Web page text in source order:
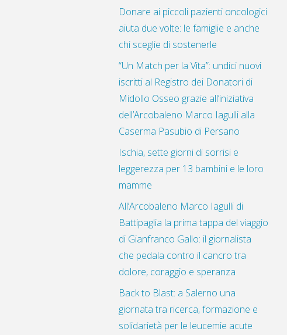
Donare ai piccoli pazienti oncologici
aiuta due volte: le famiglie e anche
chi sceglie di sostenerle
“Un Match per la Vita”: undici nuovi
iscritti al Registro dei Donatori di
Midollo Osseo grazie all’iniziativa
dell’Arcobaleno Marco Iagulli alla
Caserma Pasubio di Persano
Ischia, sette giorni di sorrisi e
leggerezza per 13 bambini e le loro
mamme
All’Arcobaleno Marco Iagulli di
Battipaglia la prima tappa del viaggio
di Gianfranco Gallo: il giornalista
che pedala contro il cancro tra
dolore, coraggio e speranza
Back to Blast: a Salerno una
giornata tra ricerca, formazione e
solidarietà per le leucemie acute